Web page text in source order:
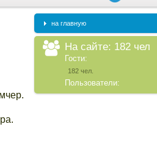
на главную
На сайте: 182 чел
Гости:
182 чел.
Пользователи: